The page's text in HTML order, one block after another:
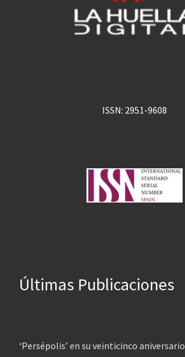
ISSN: 2951-9608
Últimas Publicaciones
‘Persépolis’ en su veinticinco aniversario